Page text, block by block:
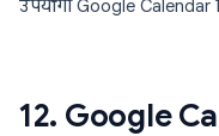
उपयोगी Google Calendar
12. Google